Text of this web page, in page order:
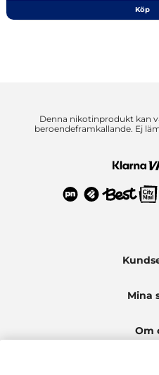
Köp
Denna nikotinprodukt kan
beroendeframkallande. Ej
Mina
Om